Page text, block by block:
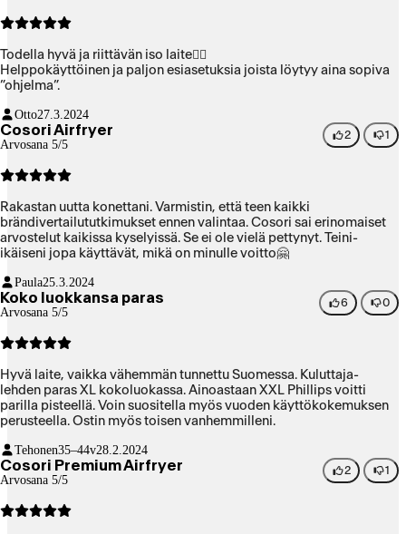
Todella hyvä ja riittävän iso laite👍🏻
Helppokäyttöinen ja paljon esiasetuksia joista löytyy aina sopiva
”ohjelma”.
Otto27.3.2024
Cosori Airfryer
Arvosana 5/5
2 1
Rakastan uutta konettani. Varmistin, että teen kaikki
brändivertailututkimukset ennen valintaa. Cosori sai erinomaiset
arvostelut kaikissa kyselyissä. Se ei ole vielä pettynyt. Teini-
ikäiseni jopa käyttävät, mikä on minulle voitto🤗
Paula25.3.2024
Koko luokkansa paras
Arvosana 5/5
6 0
Hyvä laite, vaikka vähemmän tunnettu Suomessa. Kuluttaja-
lehden paras XL kokoluokassa. Ainoastaan XXL Phillips voitti
parilla pisteellä. Voin suositella myös vuoden käyttökokemuksen
perusteella. Ostin myös toisen vanhemmilleni.
Tehonen35–44v28.2.2024
Cosori Premium Airfryer
Arvosana 5/5
2 1